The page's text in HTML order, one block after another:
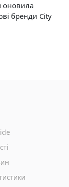
оновила
бренди Сity